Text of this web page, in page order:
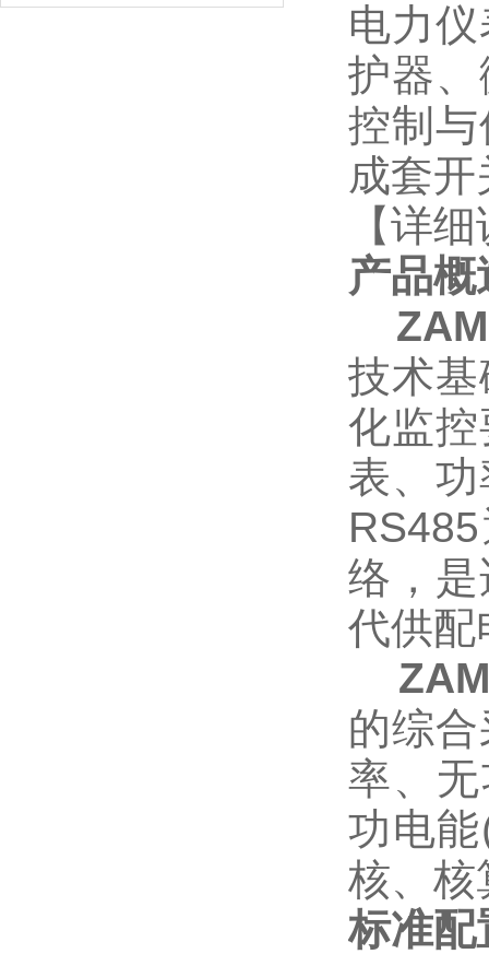
电力
护器
控制
成套
【详
产品概
技术
化监
表、
络，
代供配
的综
率、
功电
核、核
标准配